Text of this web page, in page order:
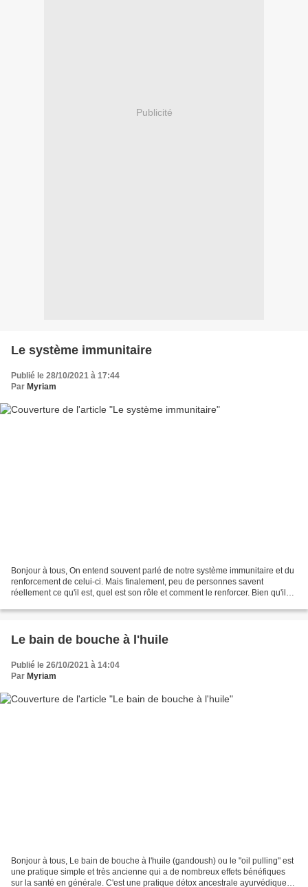
Publicité
Le système immunitaire
Publié le 28/10/2021 à 17:44
Par Myriam
Bonjour à tous, On entend souvent parlé de notre système immunitaire et du
renforcement de celui-ci. Mais finalement, peu de personnes savent
réellement ce qu'il est, quel est son rôle et comment le renforcer. Bien qu'il
Le bain de bouche à l'huile
Publié le 26/10/2021 à 14:04
Par Myriam
Bonjour à tous, Le bain de bouche à l'huile (gandoush) ou le "oil pulling" est
une pratique simple et très ancienne qui a de nombreux effets bénéfiques
sur la santé en générale. C'est une pratique détox ancestrale ayurvédique